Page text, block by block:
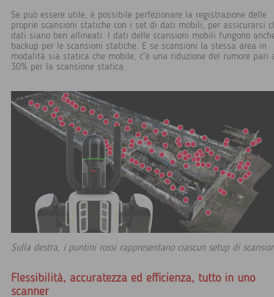
Se può essere utile, è possibile perfezionare la registrazione delle
proprie scansioni statiche con i set di dati mobili, per assicurarsi
dati siano ben allineati. I dati delle scansioni mobili fungono
backup per le scansioni statiche. E se scansioni la stessa area in
modalità sia statica che mobile, c'è una riduzione del rumore pari
30% per la scansione statica.
Sulla destra, i puntini rossi rappresentano ciascun setup di
Flessibilità, accuratezza ed efficienza, tutto in uno
scanner